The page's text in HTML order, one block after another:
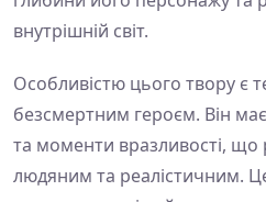
внутрішній світ.
Особливістю цього твору є
безсмертним героєм. Він має
та моменти вразливості,
людяним та реалістичним.